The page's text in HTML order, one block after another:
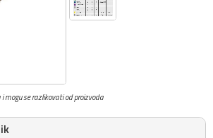
mogu se razlikovati od proizvoda